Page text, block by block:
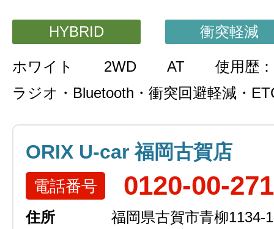
HYBRID 衝突軽減
ホワイト 2WD AT
使用歴
ラジオ・Bluetooth・衝突回避軽減・
ORIX U-car 福岡古賀店
電話番号 0120-00-
住所
福岡県古賀市青柳1134-1